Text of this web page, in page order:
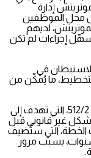
إدارة
محل الموظفين
لديهم
إجراءات لم تكن
في
ما يُمكّن من
من الأمثلة البارزة على هذه التغيرات الخطة رقم 512/2، التي تهدف إلى
غير قانوني قبل
الخطة، التي ستُضيف
بسبب مرور